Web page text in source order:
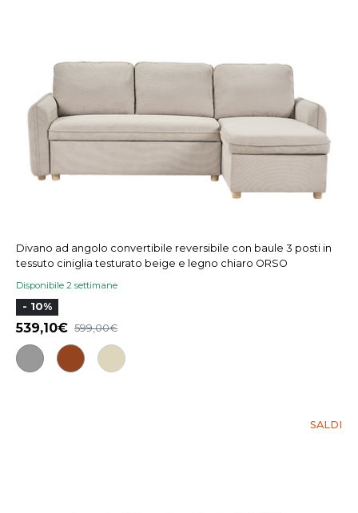
Divano ad angolo convertibile reversibile con baule 3 posti in
tessuto ciniglia testurato beige e legno chiaro ORSO
Disponibile 2 settimane
- 10%
539,10 599,00
SALDI